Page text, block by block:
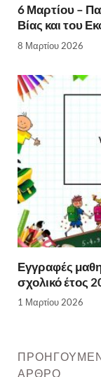
6 Μαρτίου –
Βίας και του
8 Μαρτίου 2026
Εγγραφές
σχολικό έτος
1 Μαρτίου 2026
ΆΡΘΡΟ